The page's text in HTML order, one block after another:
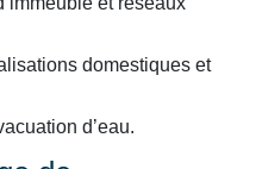
domestiques et
d’eau.